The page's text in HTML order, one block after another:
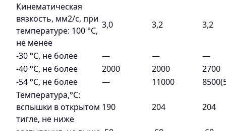
Кинематическая
вязкость, мм2/с, при
температуре: 100 °С,
не менее
3,0 3,2 3,2
-30 °С, не более — —
—
-40 °С, не более
2000 2000
2700
-54 °С, не более
— 11000
Температура,°С:
вспышки в открытом
тигле, не ниже
190 204 204